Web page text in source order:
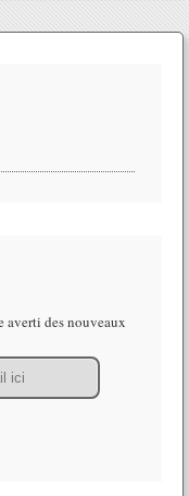
averti des nouveaux